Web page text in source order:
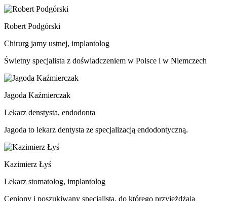
Robert Podgórski
Chirurg jamy ustnej, implantolog
Świetny specjalista z doświadczeniem w Polsce i w Niemczech
Jagoda Kaźmierczak
Lekarz denstysta, endodonta
Jagoda to lekarz dentysta ze specjalizacją endodontyczną.
Kazimierz Łyś
Lekarz stomatolog, implantolog
Ceniony i poszukiwany specjalista, do którego przyjeżdżają